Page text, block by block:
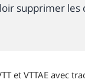
supprimer les
et VTTAE avec